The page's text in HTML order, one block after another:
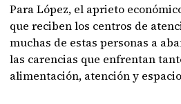
Para López, el aprieto
que reciben los centros de
muchas de estas personas a
las carencias que enfrentan
alimentación, atención y